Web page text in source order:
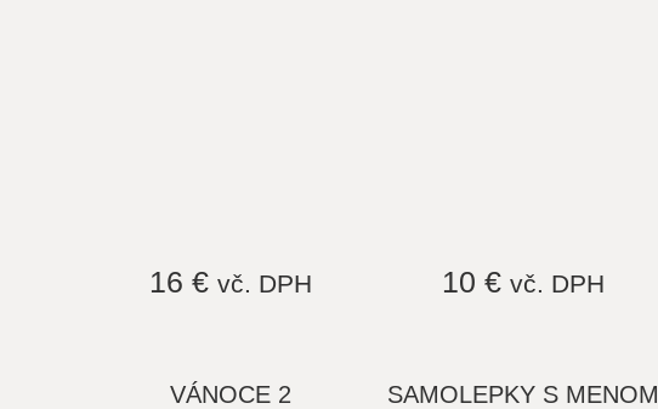
16 € vč. DPH 10 € vč. DPH
VÁNOCE 2
SAMOLEPKY S MENOM